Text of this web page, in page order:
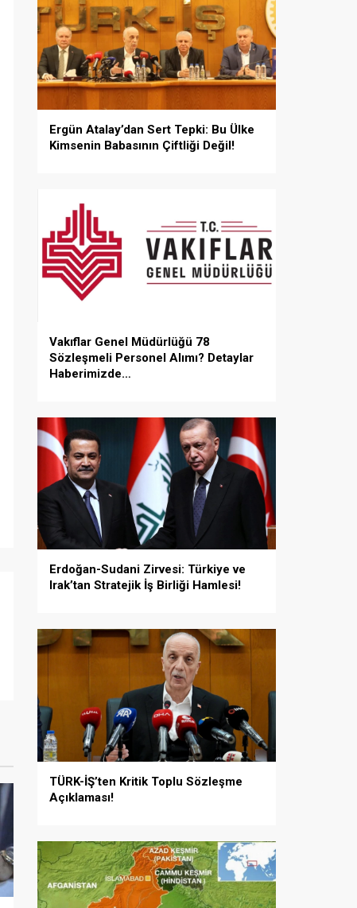
Ergün Atalay’dan Sert Tepki: Bu Ülke
Kimsenin Babasının Çiftliği Değil!
Vakıflar Genel Müdürlüğü 78
Sözleşmeli Personel Alımı? Detaylar
Haberimizde…
Erdoğan-Sudani Zirvesi: Türkiye ve
Irak’tan Stratejik İş Birliği Hamlesi!
TÜRK-İŞ’ten Kritik Toplu Sözleşme
Açıklaması!